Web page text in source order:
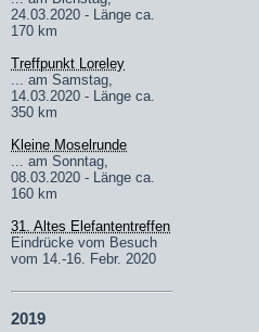
24.03.2020 - Länge ca.
170 km
Treffpunkt Loreley
... am Samstag,
14.03.2020 - Länge ca.
350 km
Kleine Moselrunde
... am Sonntag,
08.03.2020 - Länge ca.
160 km
31. Altes Elefantentreffen
Eindrücke vom Besuch
vom 14.-16. Febr. 2020
2019